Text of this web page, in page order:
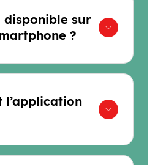
disponible sur
?
l’application